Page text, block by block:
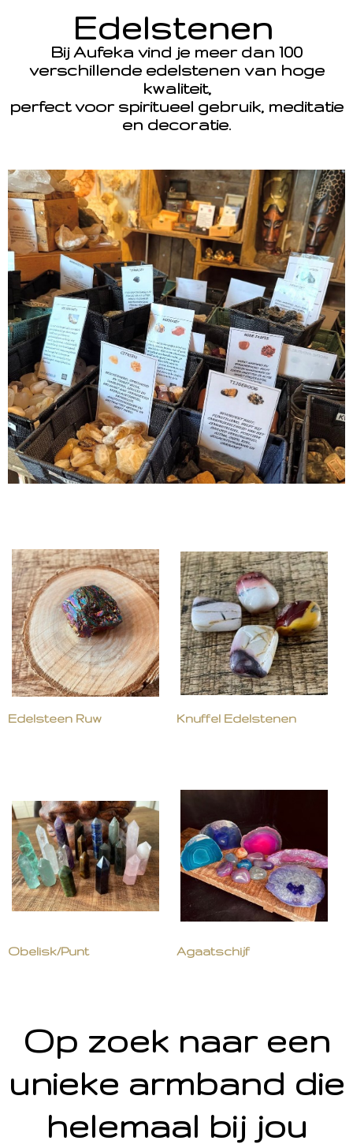
Edelstenen
Bij Aufeka vind je meer dan 100
verschillende edelstenen van hoge
kwaliteit,
perfect voor spiritueel gebruik, meditatie
en decoratie.
Edelsteen Ruw Knuffel Edelstenen
Obelisk/Punt Agaatschijf
Op zoek naar een
unieke armband die
helemaal bij jou